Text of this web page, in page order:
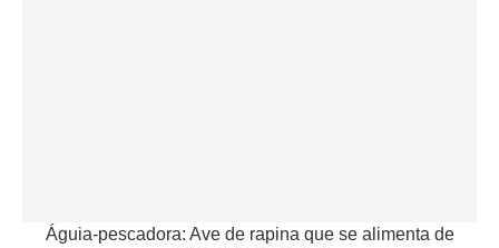
Águia-pescadora: Ave de rapina que se alimenta de